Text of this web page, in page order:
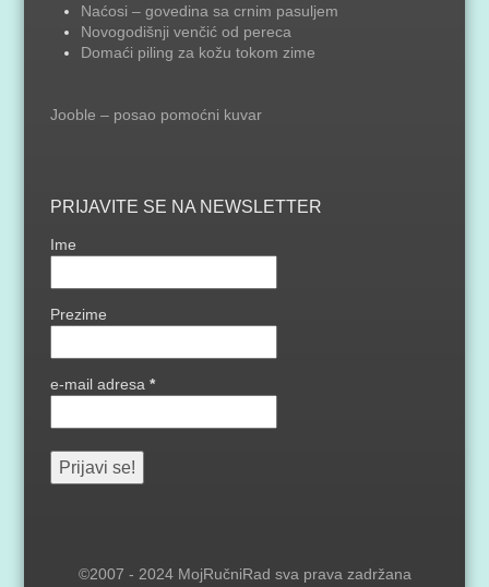
Naćosi – govedina sa crnim pasuljem
Novogodišnji venčić od pereca
Domaći piling za kožu tokom zime
Jooble – posao pomoćni kuvar
PRIJAVITE SE NA NEWSLETTER
Ime
Prezime
e-mail adresa*
©2007 - 2024 MojRučniRad sva prava zadržana